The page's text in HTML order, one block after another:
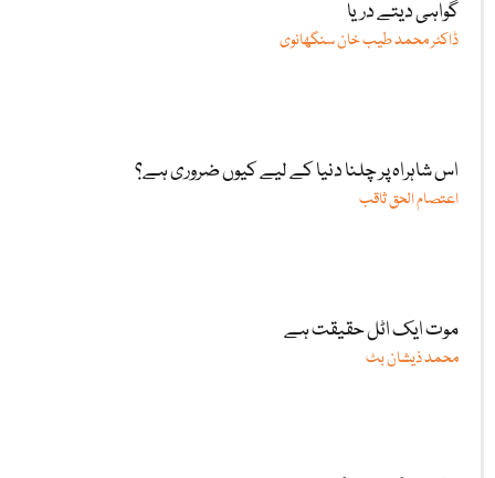
گواہی دیتے دریا
ڈاکٹر محمد طیب خان سنگھانوی
اس شاہراہ پر چلنا دنیا کے لیے کیوں ضروری ہے؟
اعتصام الحق ثاقب
موت ایک اٹل حقیقت ہے
محمد ذیشان بٹ